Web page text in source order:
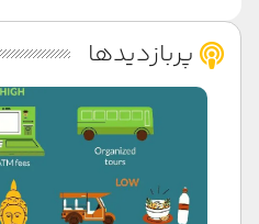
پربازدیدها